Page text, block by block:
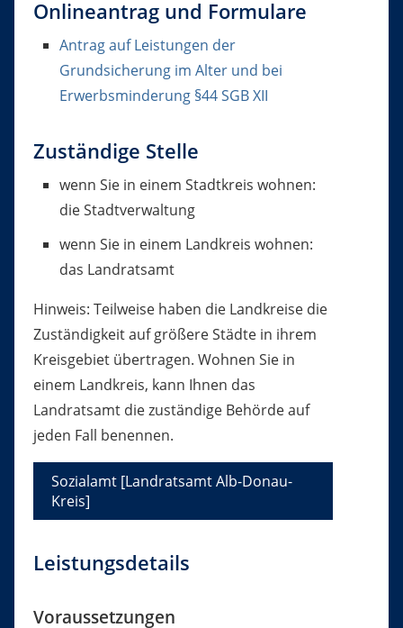
Onlineantrag und Formulare
Antrag auf Leistungen der
Grundsicherung im Alter und bei
Erwerbsminderung §44 SGB XII
Zuständige Stelle
wenn Sie in einem Stadtkreis wohnen:
die Stadtverwaltung
wenn Sie in einem Landkreis wohnen:
das Landratsamt
Hinweis: Teilweise haben die Landkreise die
Zuständigkeit auf größere Städte in ihrem
Kreisgebiet übertragen. Wohnen Sie in
einem Landkreis, kann Ihnen das
Landratsamt die zuständige Behörde auf
jeden Fall benennen.
Sozialamt [Landratsamt Alb-Donau-
Kreis]
Leistungsdetails
Voraussetzungen